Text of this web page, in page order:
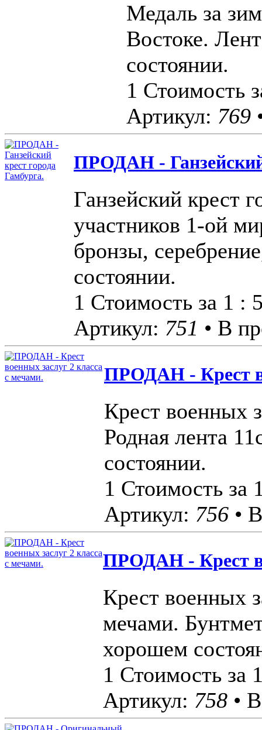
Медаль за
Востоке.
состоянии.
1 Стоимость
Артикул: 769
ПРОДАН - Ганзейский
Ганзейский крест
участников 1-ой
бронзы,
состоянии.
1 Стоимость за 1 :
Артикул: 751 • В
ПРОДАН - Крест
Крест военных
Родная лента
состоянии.
1 Стоимость за
Артикул: 756 •
ПРОДАН - Крест
Крест военных
мечами.
хорошем
1 Стоимость за
Артикул: 758 •